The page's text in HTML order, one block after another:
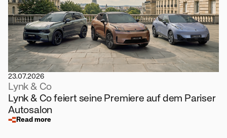
23.07.2026
Lynk & Co
Lynk & Co feiert seine Premiere auf dem Pariser
Autosalon
Read more